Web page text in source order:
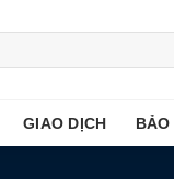
GIAO DỊCH BẢO